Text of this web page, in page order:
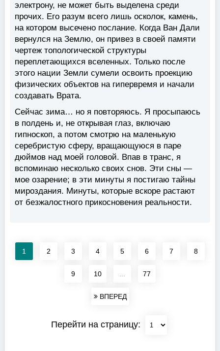
электрону, не может быть выделена среди
прочих. Его разум всего лишь осколок, камень,
на котором высечено послание. Когда Ван Дали
вернулся на Землю, он привез в своей памяти
чертеж топологической структуры
переплетающихся вселенных. Только после
этого нации Земли сумели освоить проекцию
физических объектов на гипервремя и начали
создавать Врата.
Сейчас зима… но я повторяюсь. Я просыпаюсь
в полдень и, не открывая глаз, включаю
гипноскоп, а потом смотрю на маленькую
серебристую сферу, вращающуюся в паре
дюймов над моей головой. Впав в транс, я
вспоминаю несколько своих снов. Эти сны —
мое озарение; в эти минуты я постигаю тайны
мироздания. Минуты, которые вскоре растают
от безжалостного прикосновения реальности.
1 2 3 4 5 6 7 8
9 10 77
ВПЕРЕД
Перейти на страницу: